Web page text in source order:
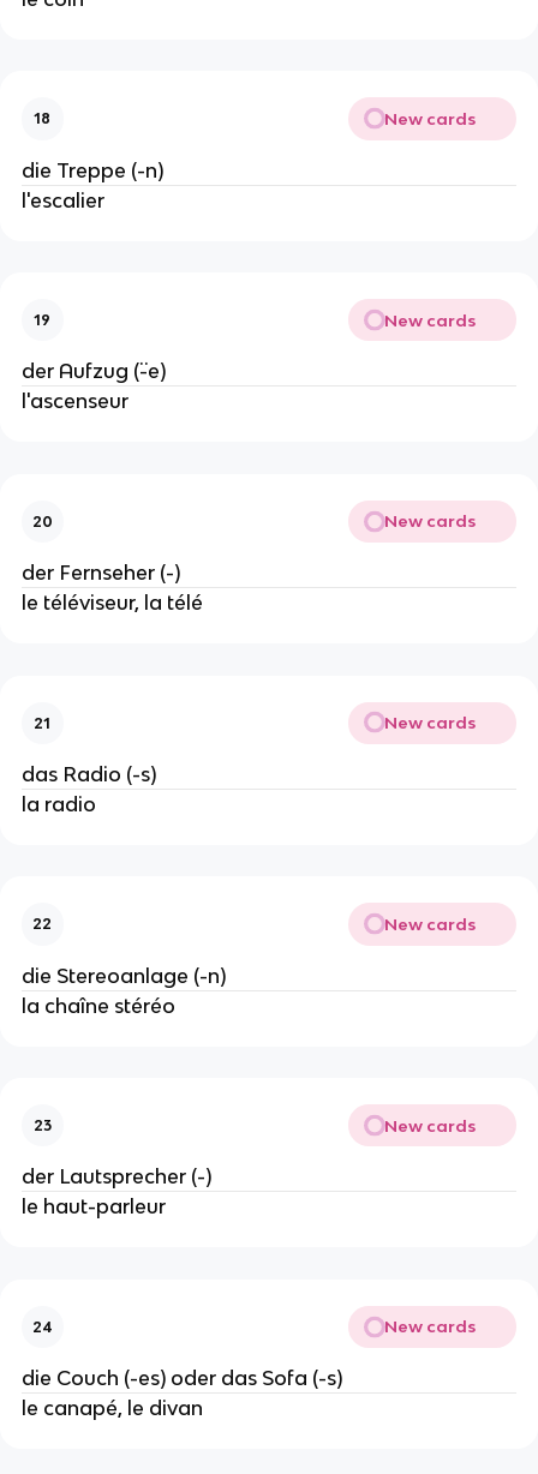
18 New cards
die Treppe (-n)
l'escalier
19 New cards
der Aufzug (¨-e)
l'ascenseur
20 New cards
der Fernseher (-)
le téléviseur, la télé
21 New cards
das Radio (-s)
la radio
22 New cards
die Stereoanlage (-n)
la chaîne stéréo
23 New cards
der Lautsprecher (-)
le haut-parleur
24 New cards
die Couch (-es) oder das Sofa (-s)
le canapé, le divan